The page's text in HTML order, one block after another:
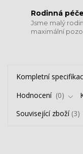
​​​​​​​Rodinná
Jsme malý
maximální
Kompletní
Hodnocení
0
Související zboží 3